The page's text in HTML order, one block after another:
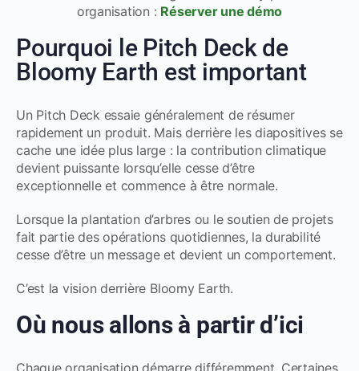
organisation : Réserver une démo
Pourquoi le Pitch Deck de
Bloomy Earth est important
Un Pitch Deck essaie généralement de résumer
rapidement un produit. Mais derrière les diapositives se
cache une idée plus large : la contribution climatique
devient puissante lorsqu’elle cesse d’être
exceptionnelle et commence à être normale.
Lorsque la plantation d’arbres ou le soutien de projets
fait partie des opérations quotidiennes, la durabilité
cesse d’être un message et devient un comportement.
C’est la vision derrière Bloomy Earth.
Où nous allons à partir d’ici
Chaque organisation démarre différemment. Certaines